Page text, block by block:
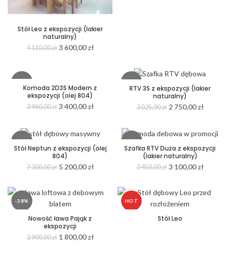
Stół Leo z ekspozycji (lakier
naturalny)
4 110,00zł 3 600,00zł
Komoda 2D3S Modern z
ekspozycji (olej 804)
3 960,00zł 3 400,00zł
-9%
RTV 3S z ekspozycji (lakier
naturalny)
3 025,00zł 2 750,00zł
-29%
Stół Neptun z ekspozycji (olej
804)
7 300,00zł 5 200,00zł
-10%
Szafka RTV Duża z ekspozycji
(lakier naturalny)
3 450,00zł 3 100,00zł
-38%
Nowość ława Pająk z
ekspozycji
2 900,00zł 1 800,00zł
HOT
Stół Leo